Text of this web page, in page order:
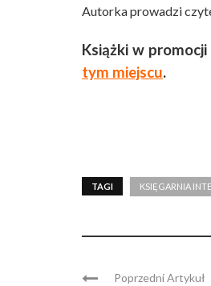
Autorka prowadzi
Książki w promocji
tym miejscu.
TAGI KSIĘGARNIA
Poprzedni Artykuł